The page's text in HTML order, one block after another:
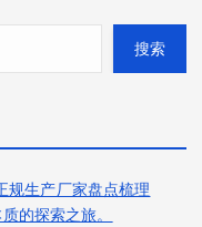
搜索
规生产厂家盘点梳理
的探索之旅。